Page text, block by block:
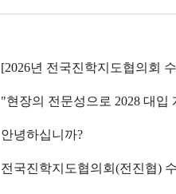
[2026년 전국진학지도협의회
"현장의 전문성으로 2028 대
안녕하십니까?
전국진학지도협의회(전진협)